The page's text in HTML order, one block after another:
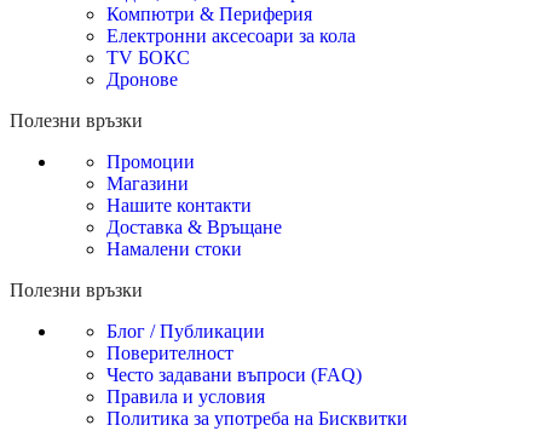
Компютри & Периферия
Електронни аксесоари за кола
TV БОКС
Дронове
Полезни връзки
Промоции
Магазини
Нашите контакти
Доставка & Връщане
Намалени стоки
Полезни връзки
Блог / Публикации
Поверителност
Често задавани въпроси (FAQ)
Правила и условия
Политика за употреба на Бисквитки